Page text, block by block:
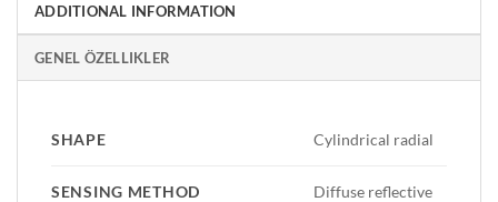
ADDITIONAL INFORMATION
GENEL ÖZELLIKLER
SHAPE Cylindrical radial
SENSING METHOD Diffuse reflective